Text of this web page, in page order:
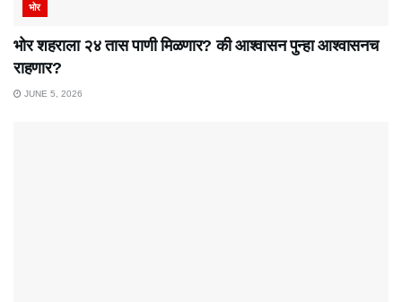
भोर
भोर शहराला २४ तास पाणी मिळणार? की आश्वासन पुन्हा आश्वासनच
राहणार?
JUNE 5, 2026